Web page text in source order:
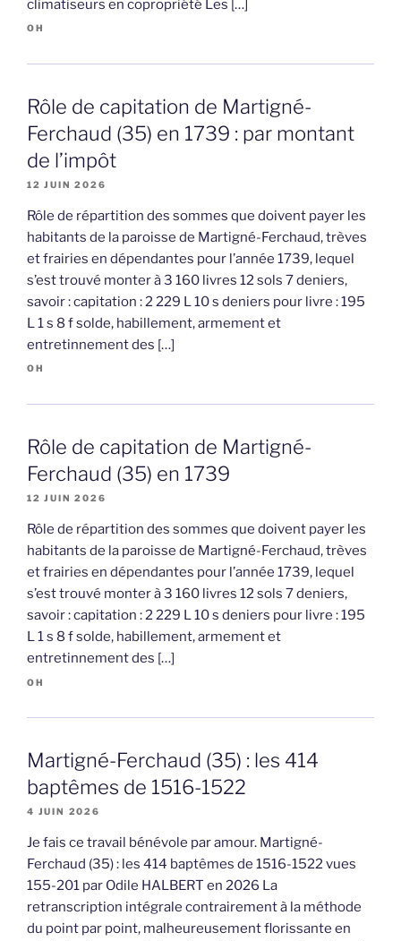
climatiseurs en copropriété Les […]
OH
Rôle de capitation de Martigné-
Ferchaud (35) en 1739 : par montant
de l’impôt
12 JUIN 2026
Rôle de répartition des sommes que doivent payer les
habitants de la paroisse de Martigné-Ferchaud, trèves
et frairies en dépendantes pour l’année 1739, lequel
s’est trouvé monter à 3 160 livres 12 sols 7 deniers,
savoir : capitation : 2 229 L 10 s deniers pour livre : 195
L 1 s 8 f solde, habillement, armement et
entretinnement des […]
OH
Rôle de capitation de Martigné-
Ferchaud (35) en 1739
12 JUIN 2026
Rôle de répartition des sommes que doivent payer les
habitants de la paroisse de Martigné-Ferchaud, trèves
et frairies en dépendantes pour l’année 1739, lequel
s’est trouvé monter à 3 160 livres 12 sols 7 deniers,
savoir : capitation : 2 229 L 10 s deniers pour livre : 195
L 1 s 8 f solde, habillement, armement et
entretinnement des […]
OH
Martigné-Ferchaud (35) : les 414
baptêmes de 1516-1522
4 JUIN 2026
Je fais ce travail bénévole par amour. Martigné-
Ferchaud (35) : les 414 baptêmes de 1516-1522 vues
155-201 par Odile HALBERT en 2026 La
retranscription intégrale contrairement à la méthode
du point par point, malheureusement florissante en